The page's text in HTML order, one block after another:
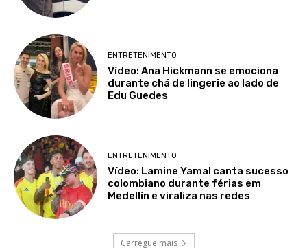
ENTRETENIMENTO
Vídeo: Ana Hickmann se emociona
durante chá de lingerie ao lado de
Edu Guedes
ENTRETENIMENTO
Vídeo: Lamine Yamal canta sucesso
colombiano durante férias em
Medellín e viraliza nas redes
Carregue mais